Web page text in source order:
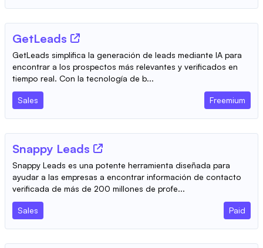
GetLeads
GetLeads simplifica la generación de leads mediante IA para
encontrar a los prospectos más relevantes y verificados en
tiempo real. Con la tecnología de b...
Sales Freemium
Snappy Leads
Snappy Leads es una potente herramienta diseñada para
ayudar a las empresas a encontrar información de contacto
verificada de más de 200 millones de profe...
Sales Paid